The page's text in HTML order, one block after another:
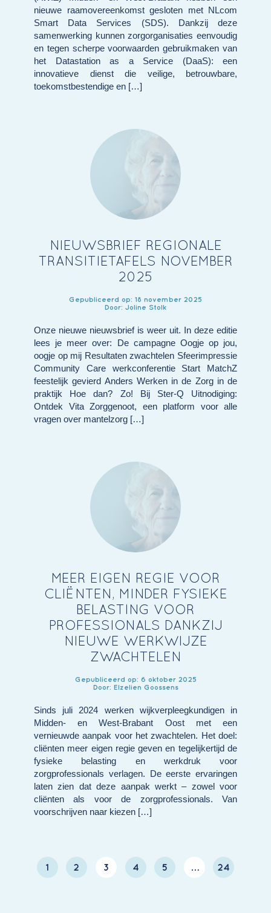
nieuwe raamovereenkomst gesloten met NLcom
Smart Data Services (SDS). Dankzij deze
samenwerking kunnen zorgorganisaties eenvoudig
en tegen scherpe voorwaarden gebruikmaken van
het Datastation as a Service (DaaS): een
innovatieve dienst die veilige, betrouwbare,
toekomstbestendige en […]
NIEUWSBRIEF REGIONALE
TRANSITIETAFELS NOVEMBER
2025
Gepubliceerd op: 18 november 2025
Door: Joline Stolk
Onze nieuwe nieuwsbrief is weer uit. In deze editie
lees je meer over: De campagne Oogje op jou,
oogje op mij Resultaten zwachtelen Sfeerimpressie
Community Care werkconferentie Start MatchZ
feestelijk gevierd Anders Werken in de Zorg in de
praktijk Hoe dan? Zo! Bij Ster-Q Uitnodiging:
Ontdek Vita Zorggenoot, een platform voor alle
vragen over mantelzorg […]
MEER EIGEN REGIE VOOR
CLIËNTEN, MINDER FYSIEKE
BELASTING VOOR
PROFESSIONALS DANKZIJ
NIEUWE WERKWIJZE
ZWACHTELEN
Gepubliceerd op: 6 oktober 2025
Door: Elzelien Goossens
Sinds juli 2024 werken wijkverpleegkundigen in
Midden- en West-Brabant Oost met een
vernieuwde aanpak voor het zwachtelen. Het doel:
cliënten meer eigen regie geven en tegelijkertijd de
fysieke belasting en werkdruk voor
zorgprofessionals verlagen. De eerste ervaringen
laten zien dat deze aanpak werkt – zowel voor
cliënten als voor de zorgprofessionals. Van
voorschrijven naar kiezen […]
1 2 3 4 5 … 24